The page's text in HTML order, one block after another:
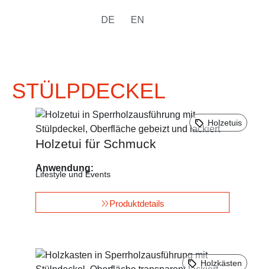
DE EN
STÜLPDECKEL
Holzetuis
Holzetui für Schmuck
Anwendung:
Lifestyle und Events
Produktdetails
Holzkästen